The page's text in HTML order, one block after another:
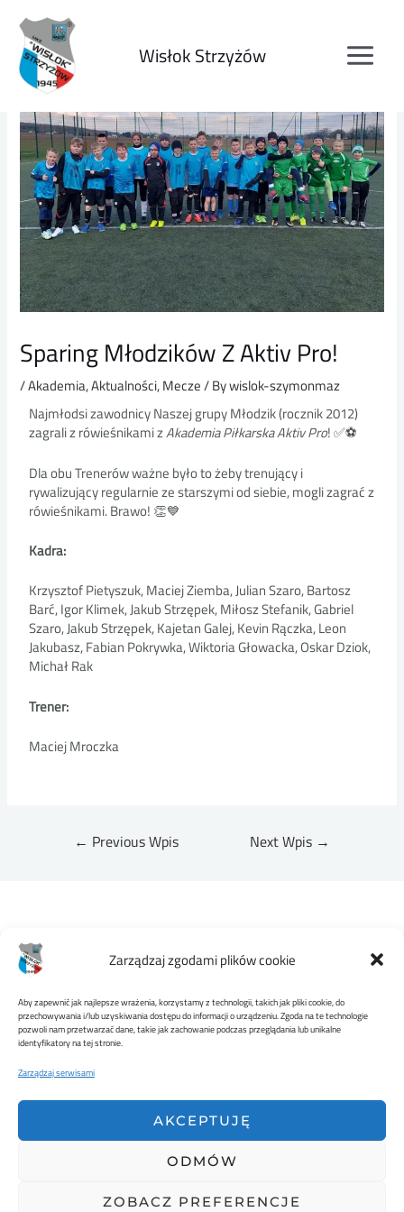
Zarządzaj zgodami plików cookie
Aby zapewnić jak najlepsze wrażenia, korzystamy z technologii, takich jak pliki cookie, do
przechowywania i/lub uzyskiwania dostępu do informacji o urządzeniu. Zgoda na te technologie
pozwoli nam przetwarzać dane, takie jak zachowanie podczas przeglądania lub unikalne
identyfikatory na tej stronie.
Zarządzaj serwisami
AKCEPTUJĘ
ODMÓW
ZOBACZ PREFERENCJE
Wisłok Strzyżów
Sparing Młodzików Z Aktiv Pro!
/Akademia,Aktualności,Mecze/ Bywislok-szymonmaz
Najmłodsi zawodnicy Naszej grupy Młodzik (rocznik 2012)
zagrali z rówieśnikami zAkademia Piłkarska Aktiv Pro! ✅⚽
Dla obu Trenerów ważne było to żeby trenujący i
rywalizujący regularnie ze starszymi od siebie, mogli zagrać z
rówieśnikami. Brawo! 👏💙
Kadra:
Krzysztof Pietyszuk, Maciej Ziemba, Julian Szaro, Bartosz
Barć, Igor Klimek, Jakub Strzępek, Miłosz Stefanik, Gabriel
Szaro, Jakub Strzępek, Kajetan Galej, Kevin Rączka, Leon
Jakubasz, Fabian Pokrywka, Wiktoria Głowacka, Oskar Dziok,
Michał Rak
Trener:
Maciej Mroczka
← Previous Wpis Next Wpis →
Copyright © 2026 Wisłok Strzyżów